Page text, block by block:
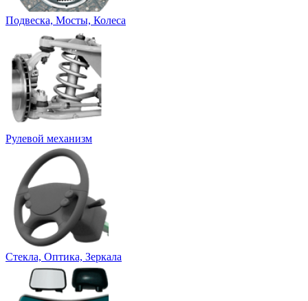
Подвеска, Мосты, Колеса
Рулевой механизм
Стекла, Оптика, Зеркала